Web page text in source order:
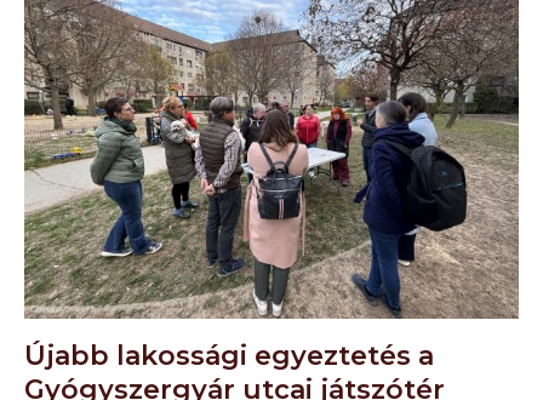
Újabb lakossági egyeztetés a
Gyógyszergyár utcai játszótér